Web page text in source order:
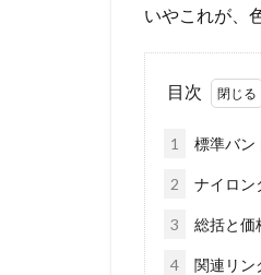
いやこれが、
目次
1 標準バン
2 ナイロン
3 総括と価
4 関連リン